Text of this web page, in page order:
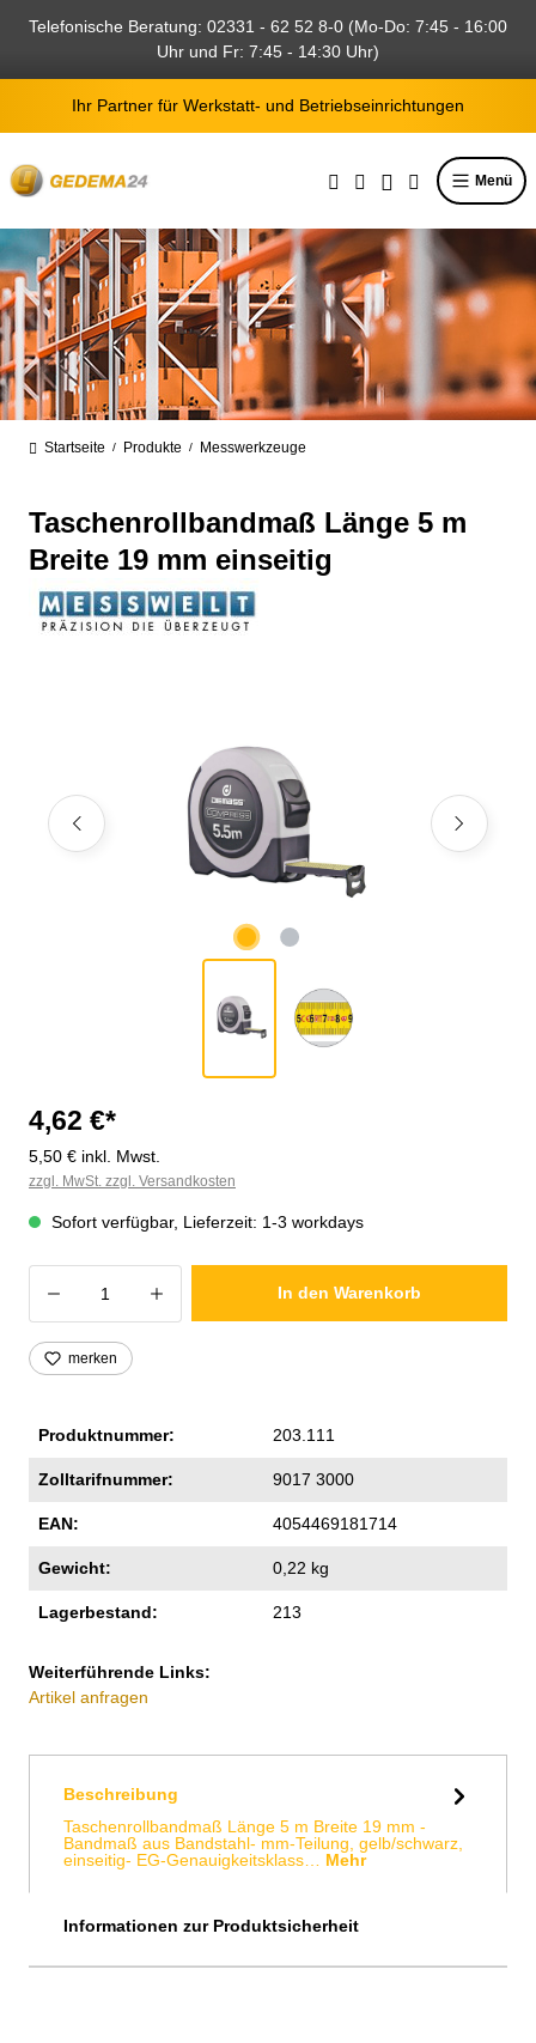
springen
Telefonische Beratung: 02331 - 62 52 8-0 (Mo-Do: 7:45 - 16:00
Uhr und Fr: 7:45 - 14:30 Uhr)
Ihr Partner für Werkstatt- und Betriebseinrichtungen
Menü
Startseite / Produkte / Messwerkzeuge
Taschenrollbandmaß Länge 5 m
Breite 19 mm einseitig
4,62 €*
5,50 € inkl. Mwst.
zzgl. MwSt. zzgl. Versandkosten
Sofort verfügbar, Lieferzeit: 1-3 workdays
Produkt Anzahl: Gib den gewünschten
In den Warenkorb
merken
Produktnummer: 203.111
Zolltarifnummer: 9017 3000
EAN: 4054469181714
Gewicht: 0,22 kg
Lagerbestand: 213
Weiterführende Links:
Artikel anfragen
Beschreibung
Taschenrollbandmaß Länge 5 m Breite 19 mm -
Bandmaß aus Bandstahl- mm-Teilung, gelb/schwarz,
einseitig- EG-Genauigkeitsklass… Mehr
Informationen zur Produktsicherheit